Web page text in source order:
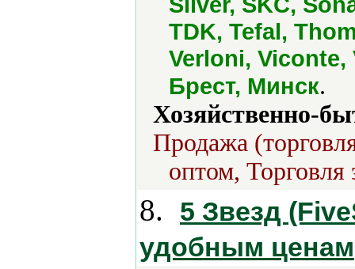
TDK, Tefal,
Verloni, Viconte,
Брест, Минск.
Хозяйственно-
Продажа
оптом, Торговля
8.
5 Звезд
удобным ценам